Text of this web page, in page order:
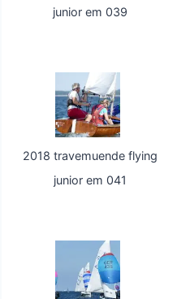
junior em 039
2018 travemuende flying
junior em 041